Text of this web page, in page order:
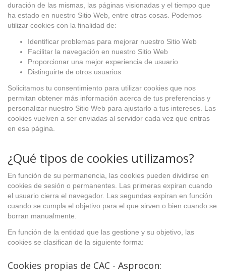
duración de las mismas, las páginas visionadas y el tiempo que
ha estado en nuestro Sitio Web, entre otras cosas. Podemos
utilizar cookies con la finalidad de:
Identificar problemas para mejorar nuestro Sitio Web
Facilitar la navegación en nuestro Sitio Web
Proporcionar una mejor experiencia de usuario
Distinguirte de otros usuarios
Solicitamos tu consentimiento para utilizar cookies que nos
permitan obtener más información acerca de tus preferencias y
personalizar nuestro Sitio Web para ajustarlo a tus intereses. Las
cookies vuelven a ser enviadas al servidor cada vez que entras
en esa página.
¿Qué tipos de cookies utilizamos?
En función de su permanencia, las cookies pueden dividirse en
cookies de sesión o permanentes. Las primeras expiran cuando
el usuario cierra el navegador. Las segundas expiran en función
cuando se cumpla el objetivo para el que sirven o bien cuando se
borran manualmente.
En función de la entidad que las gestione y su objetivo, las
cookies se clasifican de la siguiente forma:
Cookies propias de CAC - Asprocon: